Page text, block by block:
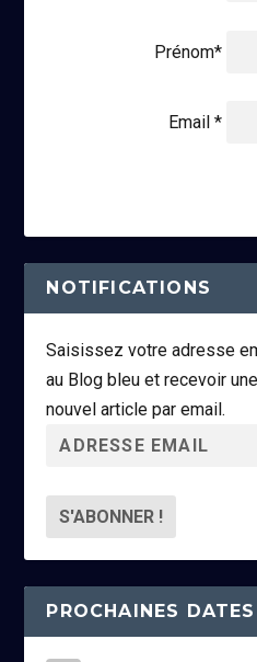
Prénom*
Email *
NOTIFICATIONS
Saisissez votre adresse
au Blog bleu et recevoir
nouvel article par email.
r
s
s
e
PROCHAINES DATES